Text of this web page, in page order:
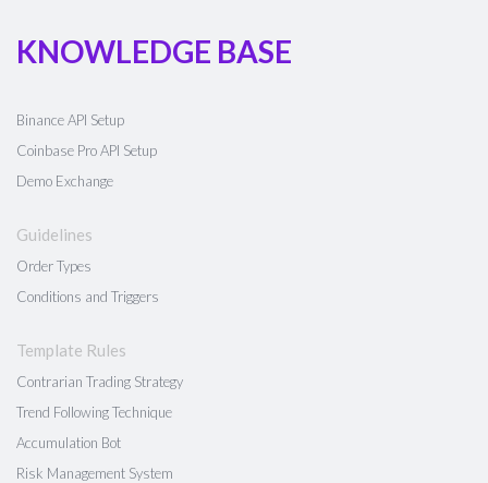
KNOWLEDGE BASE
Binance API Setup
Coinbase Pro API Setup
Demo Exchange
Guidelines
Order Types
Conditions and Triggers
Template Rules
Contrarian Trading Strategy
Trend Following Technique
Accumulation Bot
Risk Management System